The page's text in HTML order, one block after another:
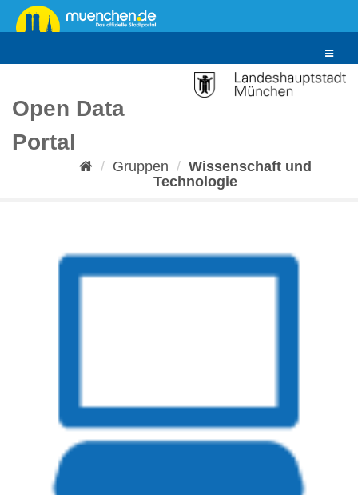
Überspringen
zum
Toggle
Open Data
Portal
Gruppen
Wissenschaft und
Technologie